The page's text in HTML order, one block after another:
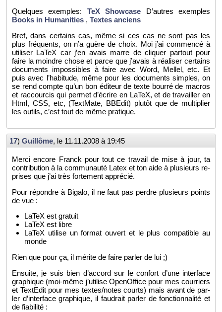
Quelques exemples: TeX Show­case D’autres exemples
Books in Hu­ma­ni­ties , Textes an­ciens
Bref, dans cer­tains cas, même si ces cas ne sont pas les
plus fré­quents, on n’a guère de choix. Moi j’ai com­mencé à
uti­li­ser LaTeX car j’en avais marre de cli­quer par­tout pour
faire la moindre chose et parce que j’avais à réa­li­ser cer­tains
do­cu­ments im­pos­sibles à faire avec Word, Mel­lel, etc. Et
puis avec l’ha­bi­tude, même pour les do­cu­ments simples, on
se rend compte qu’un bon édi­teur de texte bourré de ma­cros
et rac­cour­cis qui per­met d’écrire en LaTeX, et de tra­vailler en
Html, CSS, etc, (Text­Mate, BBE­dit) plu­tôt que de mul­ti­plier
les ou­tils, c’est tout de même pra­tique.
17) Guillôme, le 11.11.2008 à 19:45
Merci en­core Franck pour tout ce tra­vail de mise à jour, ta
contri­bu­tion à la com­mu­nauté Latex et ton aide à plu­sieurs re­
prises que j’ai très for­te­ment ap­pré­cié.
Pour ré­pondre à Bi­galo, il ne faut pas perdre plu­sieurs points
de vue :
LaTeX est gra­tuit
LaTeX est libre
LaTeX uti­lise un for­mat ou­vert et le plus com­pa­tible au
monde
Rien que pour ça, il mé­rite de faire par­ler de lui ;)
En­suite, je suis bien d’ac­cord sur le confort d’une in­ter­face
gra­phique (moi-même j’uti­lise Ope­nOf­fice pour mes cour­riers
et Tex­tE­dit pour mes textes/notes courts) mais avant de par­
ler d’in­ter­face gra­phique, il fau­drait par­ler de fonc­tion­na­lité et
de fia­bi­lité :